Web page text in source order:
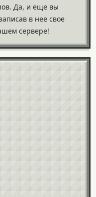
Да, и еще вы
в нее свое
сервере!